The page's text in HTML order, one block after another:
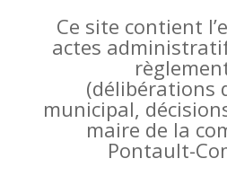
Ce site contient
actes
(délibérations
municipal,
maire de la
Pontault-